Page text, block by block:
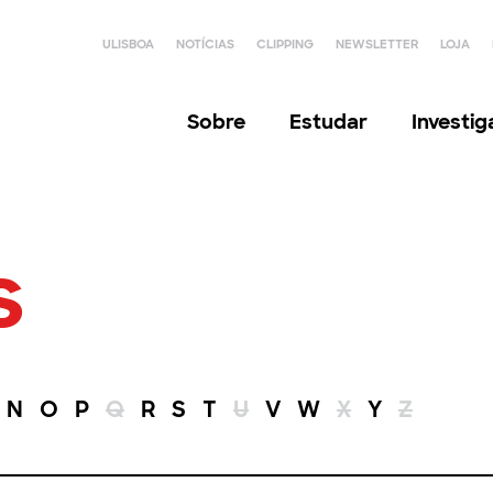
ULISBOA NOTÍCIAS CLIPPING NEWSLETTER LOJA
Sobre Estudar
N O P Q R S T U V W X Y Z